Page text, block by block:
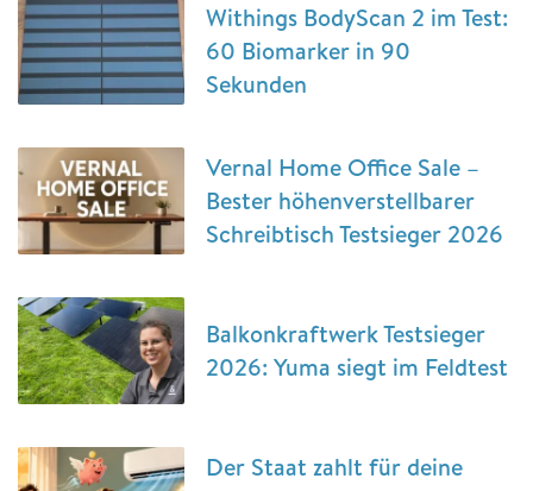
Withings BodyScan 2 im Test:
60 Biomarker in 90
Sekunden
Vernal Home Office Sale –
Bester höhenverstellbarer
Schreibtisch Testsieger 2026
Balkonkraftwerk Testsieger
2026: Yuma siegt im Feldtest
Der Staat zahlt für deine